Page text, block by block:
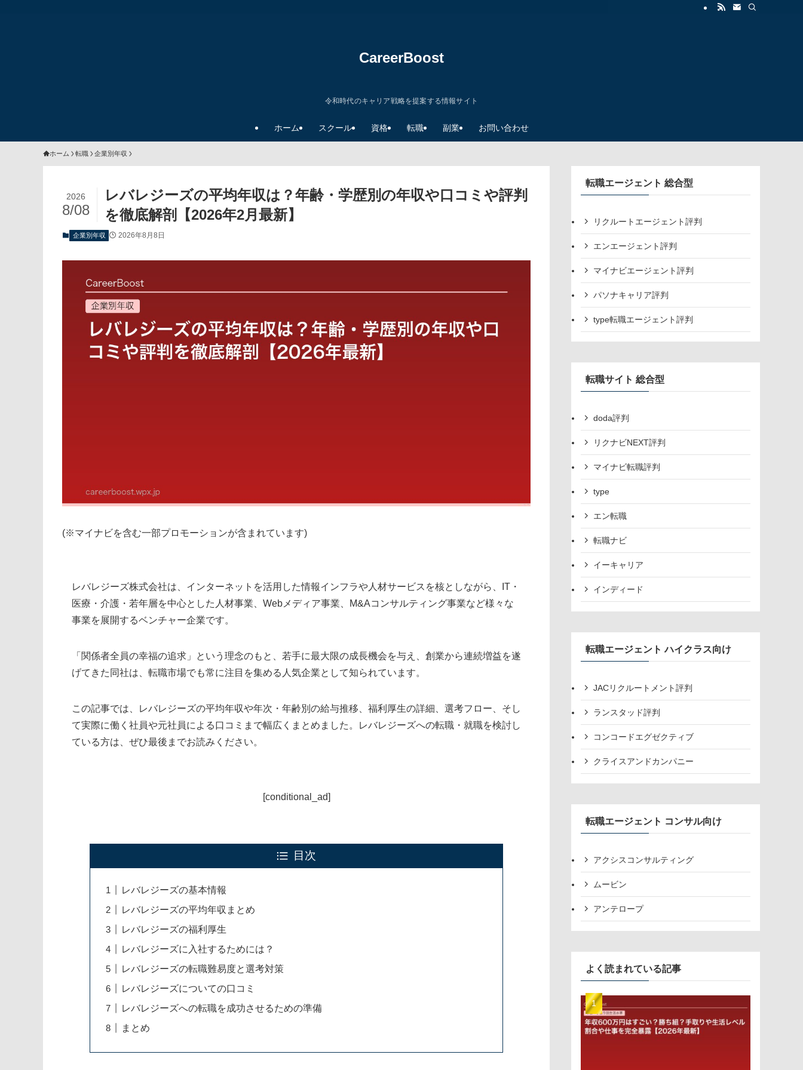
CareerBoost
令和時代のキャリア戦略を提案する情報サイト
ホーム スクール 資格 転職 副業 お問い合わせ
ホーム 転職 企業別年収
レバレジーズの平均年収は？年齢・学歴別の年収や口コミや評判
を徹底解剖【2026年2月最新】
2026
8/08
企業別年収 2026年8月8日
(※マイナビを含む一部プロモーションが含まれています)
レバレジーズ株式会社は、インターネットを活用した情報インフラや人材サービスを核としながら、IT・
医療・介護・若年層を中心とした人材事業、Webメディア事業、M&Aコンサルティング事業など様々な
事業を展開するベンチャー企業です。
「関係者全員の幸福の追求」という理念のもと、若手に最大限の成長機会を与え、創業から連続増益を遂
げてきた同社は、転職市場でも常に注目を集める人気企業として知られています。
この記事では、レバレジーズの平均年収や年次・年齢別の給与推移、福利厚生の詳細、選考フロー、そし
て実際に働く社員や元社員による口コミまで幅広くまとめました。レバレジーズへの転職・就職を検討し
ている方は、ぜひ最後までお読みください。
[conditional_ad]
目次
レバレジーズの基本情報
レバレジーズの平均年収まとめ
レバレジーズの福利厚生
レバレジーズに入社するためには？
レバレジーズの転職難易度と選考対策
レバレジーズについての口コミ
レバレジーズへの転職を成功させるための準備
まとめ
転職エージェント 総合型
リクルートエージェント評判
エンエージェント評判
マイナビエージェント評判
パソナキャリア評判
type転職エージェント評判
転職サイト 総合型
doda評判
リクナビNEXT評判
マイナビ転職評判
type
エン転職
転職ナビ
イーキャリア
インディード
転職エージェント ハイクラス向け
JACリクルートメント評判
ランスタッド評判
コンコードエグゼクティブ
クライスアンドカンパニー
転職エージェント コンサル向け
アクシスコンサルティング
ムービン
アンテロープ
よく読まれている記事